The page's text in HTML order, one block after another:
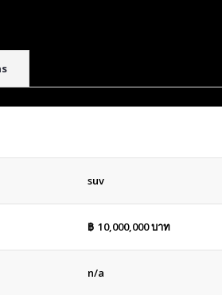
suv
฿ 10,000,000บาท
n/a